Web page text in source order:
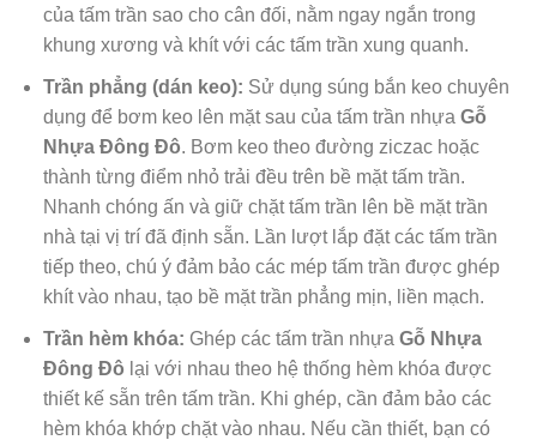
của tấm trần sao cho cân đối, nằm ngay ngắn trong
khung xương và khít với các tấm trần xung quanh.
Trần phẳng (dán keo): Sử dụng súng bắn keo chuyên
dụng để bơm keo lên mặt sau của tấm trần nhựa Gỗ
Nhựa Đông Đô. Bơm keo theo đường ziczac hoặc
thành từng điểm nhỏ trải đều trên bề mặt tấm trần.
Nhanh chóng ấn và giữ chặt tấm trần lên bề mặt trần
nhà tại vị trí đã định sẵn. Lần lượt lắp đặt các tấm trần
tiếp theo, chú ý đảm bảo các mép tấm trần được ghép
khít vào nhau, tạo bề mặt trần phẳng mịn, liền mạch.
Trần hèm khóa: Ghép các tấm trần nhựa Gỗ Nhựa
Đông Đô lại với nhau theo hệ thống hèm khóa được
thiết kế sẵn trên tấm trần. Khi ghép, cần đảm bảo các
hèm khóa khớp chặt vào nhau. Nếu cần thiết, bạn có